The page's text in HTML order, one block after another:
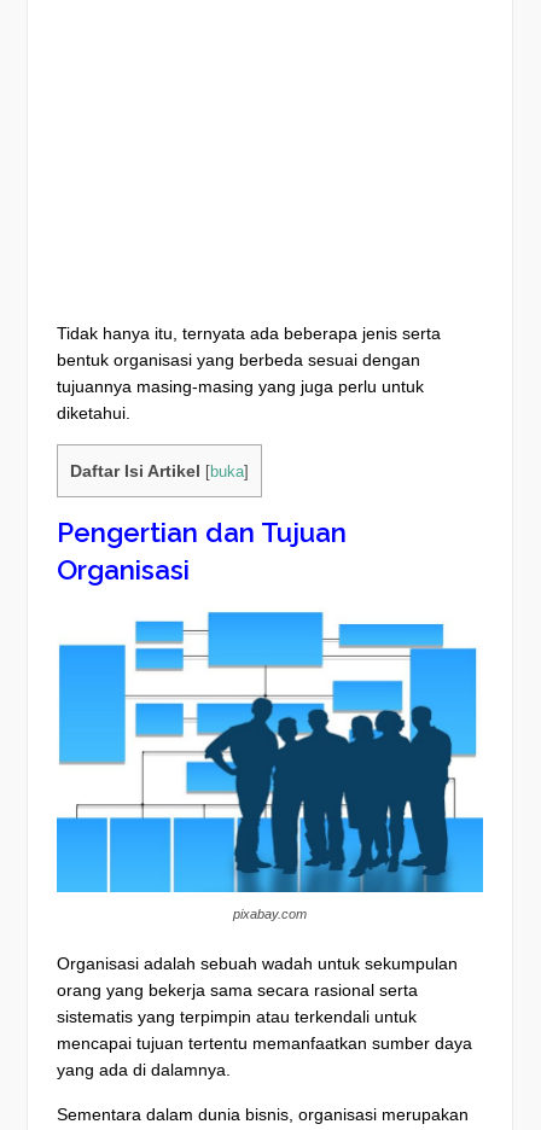
Tidak hanya itu, ternyata ada beberapa jenis serta
bentuk organisasi yang berbeda sesuai dengan
tujuannya masing-masing yang juga perlu untuk
diketahui.
Daftar Isi Artikel buka]
Pengertian dan Tujuan
Organisasi
pixabay.com
Organisasi adalah sebuah wadah untuk sekumpulan
orang yang bekerja sama secara rasional serta
sistematis yang terpimpin atau terkendali untuk
mencapai tujuan tertentu memanfaatkan sumber daya
yang ada di dalamnya.
Sementara dalam dunia bisnis, organisasi merupakan